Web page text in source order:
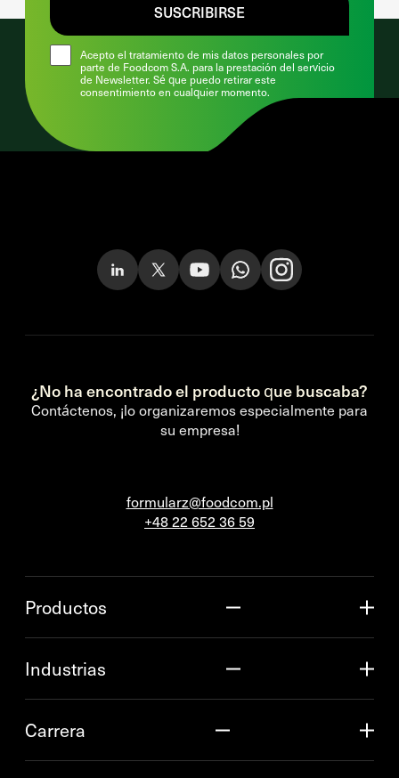
Acepto el tratamiento de mis datos personales por
parte de Foodcom S.A. para la prestación del servicio
de Newsletter. Sé que puedo retirar este
consentimiento en cualquier momento.
SUSCRIBIRSE
¿No ha encontrado el producto que buscaba?
Contáctenos, ¡lo organizaremos especialmente para
su empresa!
formularz@foodcom.pl
+48 22 652 36 59
Productos
Industrias
Carrera